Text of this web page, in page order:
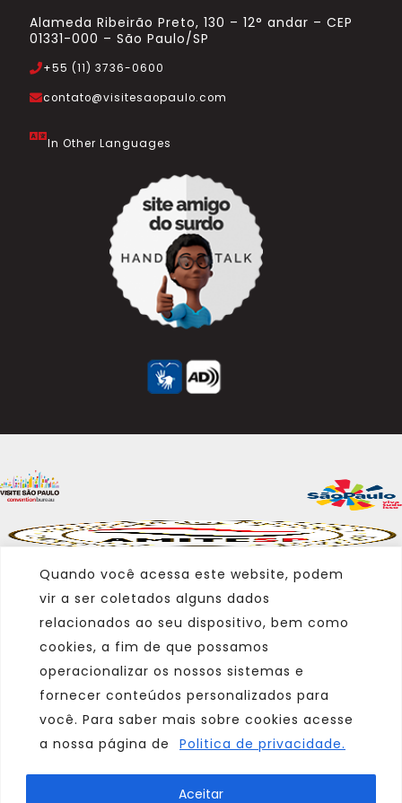
Quando você acessa este website, podem
vir a ser coletados alguns dados
relacionados ao seu dispositivo, bem como
cookies, a fim de que possamos
operacionalizar os nossos sistemas e
fornecer conteúdos personalizados para
você. Para saber mais sobre cookies acesse
a nossa página de
Politica de privacidade.
Aceitar
Alameda Ribeirão Preto, 130 – 12° andar – CEP
01331-000 – São Paulo/SP
+55 (11) 3736-0600
contato@visitesaopaulo.com
In Other Languages